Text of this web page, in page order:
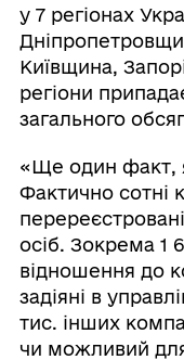
у 7 регіонах
Київщина,
регіони
загального
«Ще один факт,
Фактично сотні
осіб. Зокрема 1
відношення до
задіяні в
тис. інших
чи можливий